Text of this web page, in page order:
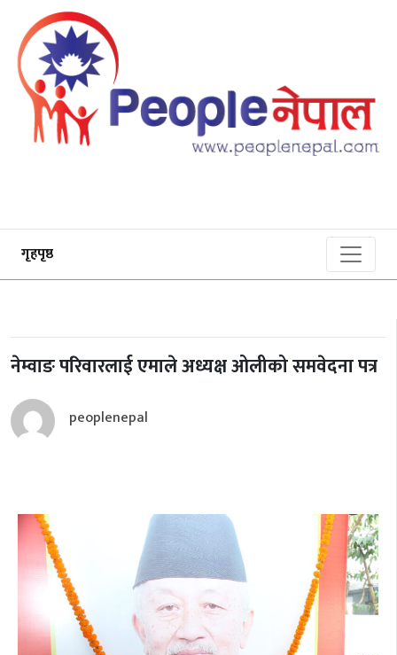
गृहपृष्ठ
नेम्वाङ परिवारलाई एमाले अध्यक्ष ओलीको समवेदना पत्र
peoplenepal